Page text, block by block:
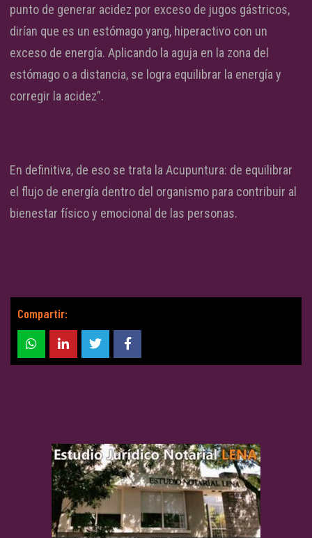
punto de generar acidez por exceso de jugos gástricos,
dirían que es un estómago yang, hiperactivo con un
exceso de energía. Aplicando la aguja en la zona del
estómago o a distancia, se logra equilibrar la energía y
corregir la acidez”.
En definitiva, de eso se trata la Acupuntura: de equilibrar
el flujo de energía dentro del organismo para contribuir al
bienestar físico y emocional de las personas.
Compartir: